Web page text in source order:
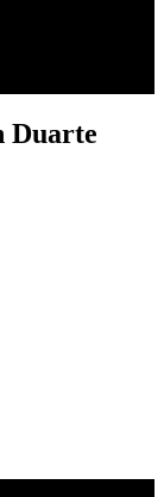
Duarte